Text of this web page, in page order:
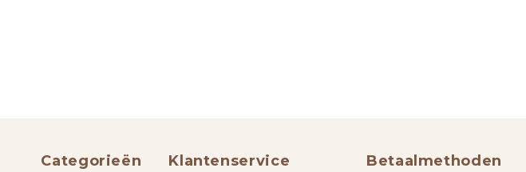
Categorieën Klantenservice Betaalmethoden